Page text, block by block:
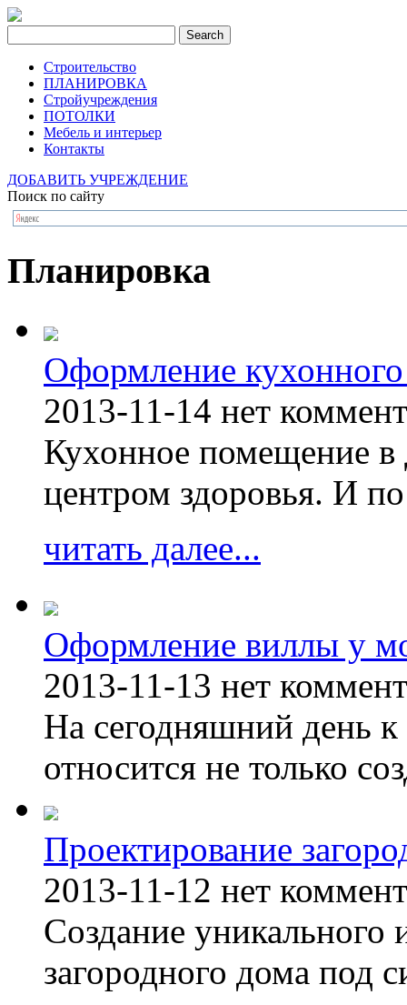
Строительство
ПЛАНИРОВКА
Стройучреждения
ПОТОЛКИ
Мебель и интерьер
Контакты
ДОБАВИТЬ УЧРЕЖДЕНИЕ
Поиск по сайту
Планировка
Оформление
2013-11-14 нет
Кухонное помещение в
центром здоровья. И
читать далее...
Оформление виллы у
2013-11-13 нет
На сегодняшний день к
относится не только
Проектирование
2013-11-12 нет
Создание уникального
загородного дома под